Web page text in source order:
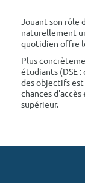
Jouant son rôle
naturellement
quotidien offre
Plus
étudiants (DSE
des objectifs
chances
supérieur.